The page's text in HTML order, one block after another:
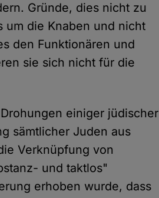
Gründe, dies nicht zu
um die Knaben und nicht
den Funktionären und
sie sich nicht für die
einiger jüdischer
sämtlicher Juden aus
Verknüpfung von
und taktlos"
erhoben wurde, dass